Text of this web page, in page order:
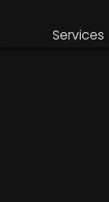
Services